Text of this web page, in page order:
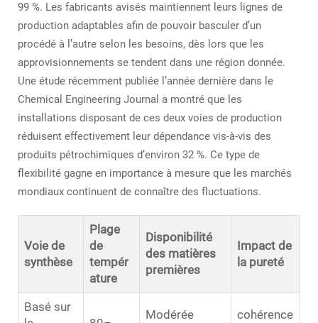
99 %. Les fabricants avisés maintiennent leurs lignes de
production adaptables afin de pouvoir basculer d’un
procédé à l’autre selon les besoins, dès lors que les
approvisionnements se tendent dans une région donnée.
Une étude récemment publiée l’année dernière dans le
Chemical Engineering Journal a montré que les
installations disposant de ces deux voies de production
réduisent effectivement leur dépendance vis-à-vis des
produits pétrochimiques d’environ 32 %. Ce type de
flexibilité gagne en importance à mesure que les marchés
mondiaux continuent de connaître des fluctuations.
Voie de
synthèse
Plage
de
tempér
ature
Disponibilité
des matières
premières
Impact de
la pureté
Basé sur
Modérée
cohérence